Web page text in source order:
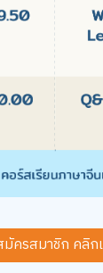
มัครสมาชิก คลิก